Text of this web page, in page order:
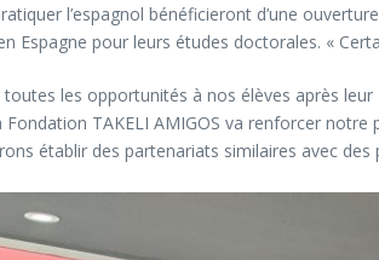
l’espagnol bénéficieront d’une
Espagne pour leurs études doctorales. «
toutes les opportunités à nos élèves après
Fondation TAKELI AMIGOS va renforcer
établir des partenariats similaires avec